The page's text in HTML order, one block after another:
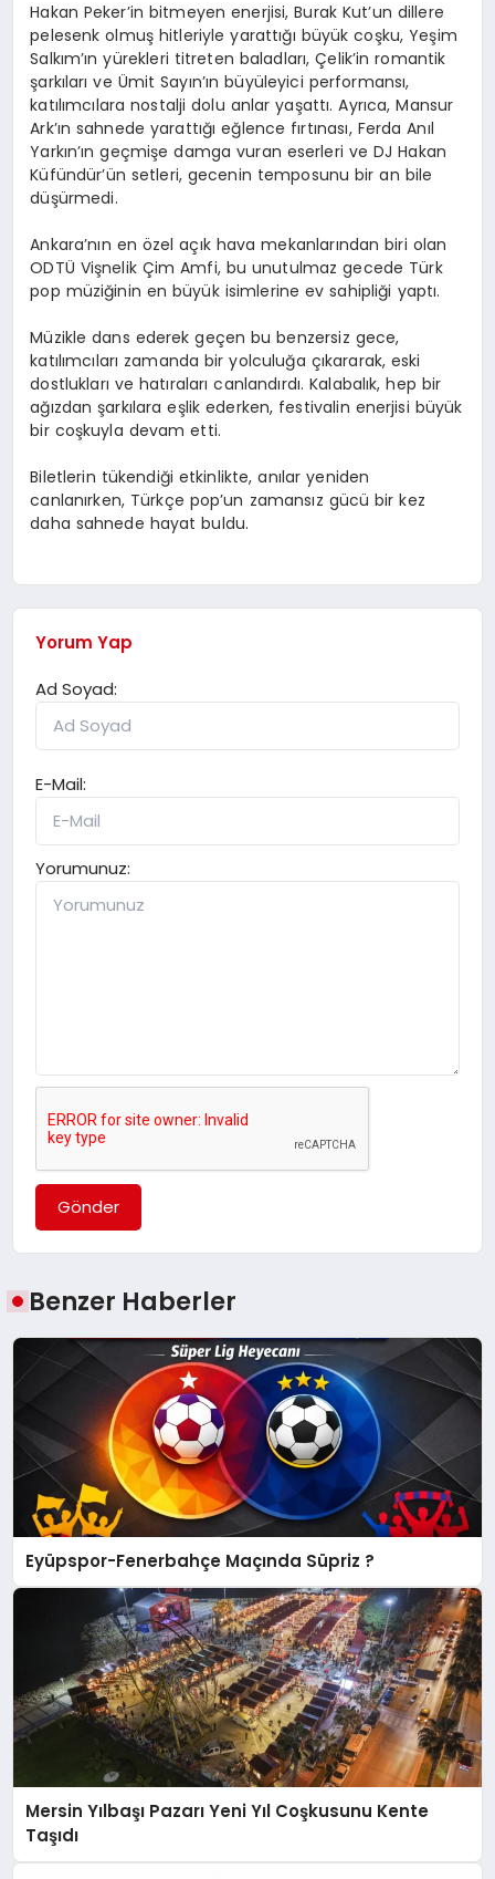
Hakan Peker’in bitmeyen enerjisi, Burak Kut’un dillere
pelesenk olmuş hitleriyle yarattığı büyük coşku, Yeşim
Salkım’ın yürekleri titreten baladları, Çelik’in romantik
şarkıları ve Ümit Sayın’ın büyüleyici performansı,
katılımcılara nostalji dolu anlar yaşattı. Ayrıca, Mansur
Ark’ın sahnede yarattığı eğlence fırtınası, Ferda Anıl
Yarkın’ın geçmişe damga vuran eserleri ve DJ Hakan
Küfündür’ün setleri, gecenin temposunu bir an bile
düşürmedi.
Ankara’nın en özel açık hava mekanlarından biri olan
ODTÜ Vişnelik Çim Amfi, bu unutulmaz gecede Türk
pop müziğinin en büyük isimlerine ev sahipliği yaptı.
Müzikle dans ederek geçen bu benzersiz gece,
katılımcıları zamanda bir yolculuğa çıkararak, eski
dostlukları ve hatıraları canlandırdı. Kalabalık, hep bir
ağızdan şarkılara eşlik ederken, festivalin enerjisi büyük
bir coşkuyla devam etti.
Biletlerin tükendiği etkinlikte, anılar yeniden
canlanırken, Türkçe pop’un zamansız gücü bir kez
daha sahnede hayat buldu.
Yorum Yap
Ad Soyad:
E-Mail:
Yorumunuz:
Gönder
Benzer Haberler
Eyüpspor-Fenerbahçe Maçında Süpriz ?
Mersin Yılbaşı Pazarı Yeni Yıl Coşkusunu Kente
Taşıdı